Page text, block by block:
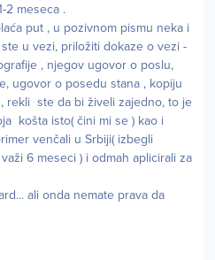
2 meseca .
put , u pozivnom pismu neka i
u vezi, priložiti dokaze o vezi -
, njegov ugovor o poslu,
ugovor o posedu stana , kopiju
rekli ste da bi živeli zajedno, to je
košta isto( čini mi se ) kao i
venčali u Srbiji( izbegli
6 meseci ) i odmah aplicirali za
ali onda nemate prava da